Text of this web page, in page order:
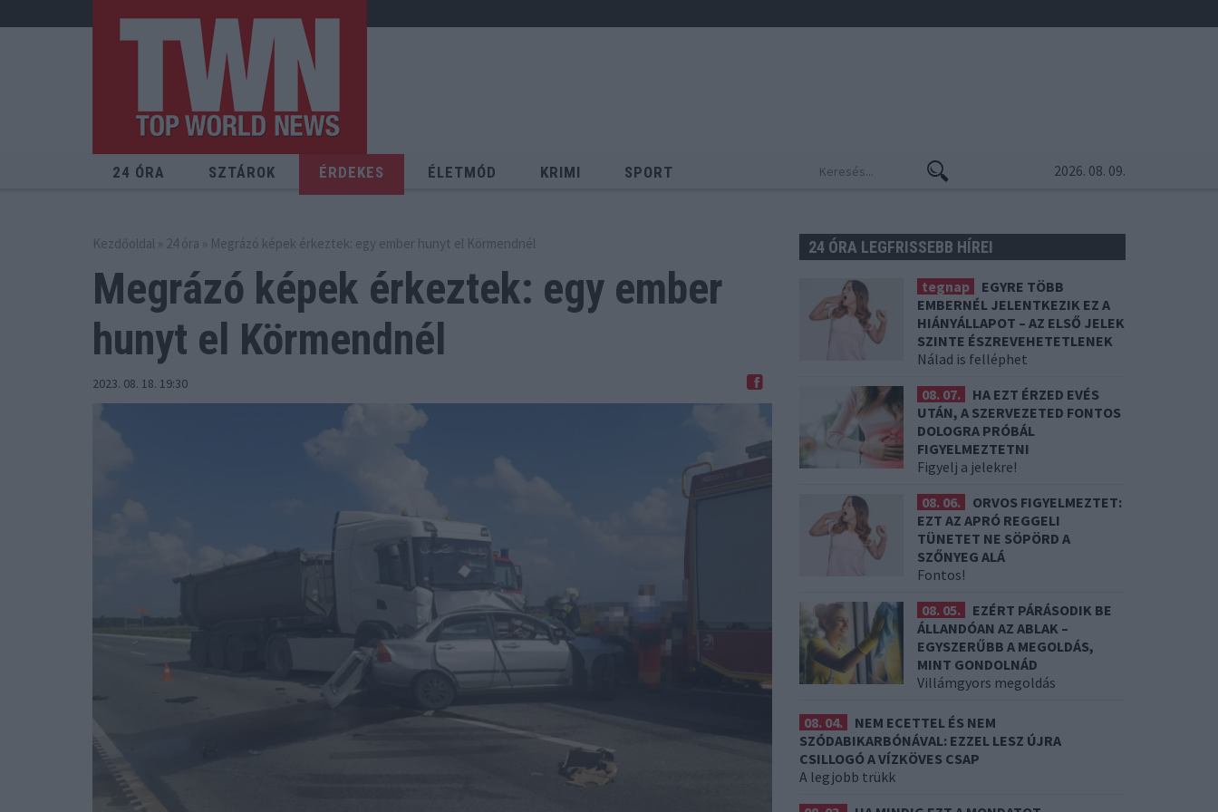
24 ÓRA SZTÁROK ÉRDEKES ÉLETMÓD KRIMI SPORT 2026. 08. 09.
Kezdőoldal » 24 óra » Megrázó képek érkeztek: egy ember hunyt el Körmendnél
Megrázó képek érkeztek: egy ember
hunyt el Körmendnél
2023. 08. 18. 19:30
24 ÓRA LEGFRISSEBB HÍREI
tegnap
EGYRE TÖBB
EMBERNÉL JELENTKEZIK EZ A
HIÁNYÁLLAPOT – AZ ELSŐ JELEK
SZINTE ÉSZREVEHETETLENEK
Nálad is felléphet
08. 07.
HA EZT ÉRZED EVÉS
UTÁN, A SZERVEZETED FONTOS
DOLOGRA PRÓBÁL
FIGYELMEZTETNI
Figyelj a jelekre!
08. 06.
ORVOS FIGYELMEZTET:
EZT AZ APRÓ REGGELI
TÜNETET NE SÖPÖRD A
SZŐNYEG ALÁ
Fontos!
08. 05.
EZÉRT PÁRÁSODIK BE
ÁLLANDÓAN AZ ABLAK –
EGYSZERŰBB A MEGOLDÁS,
MINT GONDOLNÁD
Villámgyors megoldás
08. 04.
NEM ECETTEL ÉS NEM
SZÓDABIKARBÓNÁVAL: EZZEL LESZ ÚJRA
CSILLOGÓ A VÍZKÖVES CSAP
A legjobb trükk